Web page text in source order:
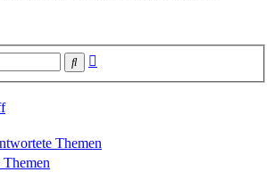
Suche
Themen